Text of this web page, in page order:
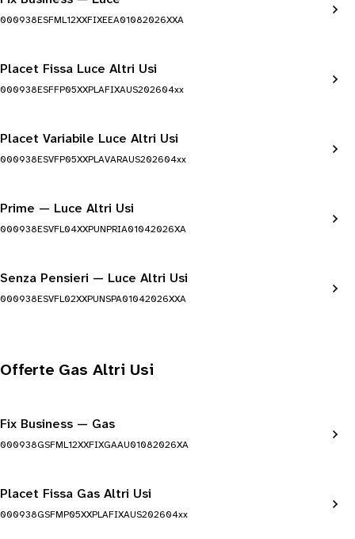
000938ESFML12XXFIXEEA01082026XXA
Placet Fissa Luce Altri Usi
000938ESFFP05XXPLAFIXAUS202604xx
Placet Variabile Luce Altri Usi
000938ESVFP05XXPLAVARAUS202604xx
Prime — Luce Altri Usi
000938ESVFL04XXPUNPRIA01042026XA
Senza Pensieri — Luce Altri Usi
000938ESVFL02XXPUNSPA01042026XXA
Offerte Gas Altri Usi
Fix Business — Gas
000938GSFML12XXFIXGAAU01082026XA
Placet Fissa Gas Altri Usi
000938GSFMP05XXPLAFIXAUS202604xx